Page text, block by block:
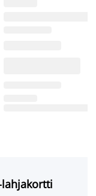
lahjakortti